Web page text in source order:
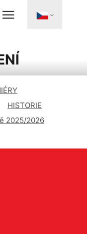
HISTORIE
2025/2026